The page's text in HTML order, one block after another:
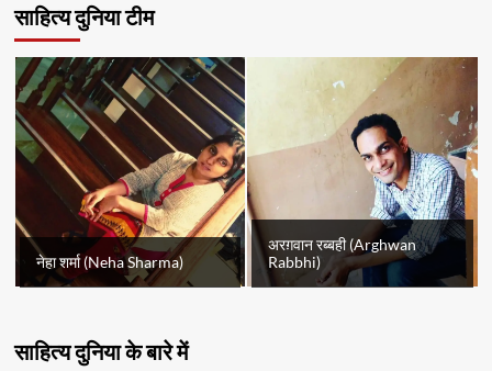
साहित्य दुनिया टीम
नेहा शर्मा (Neha Sharma)
अरग़वान रब्बही (Arghwan
Rabbhi)
साहित्य दुनिया के बारे में